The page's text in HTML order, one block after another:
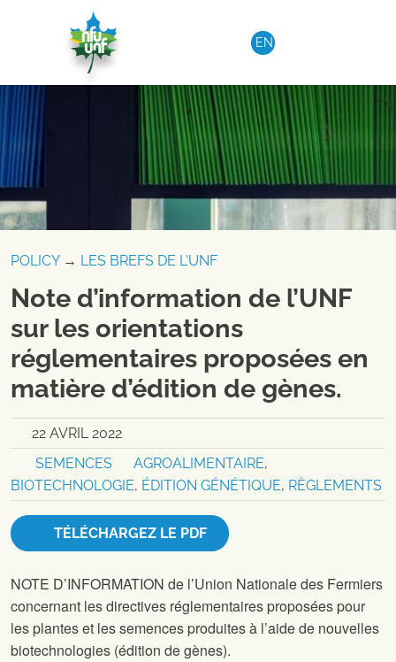
Aller au contenu
EN
POLICY→ LES BREFS DE L'UNF
Note d’information de l’UNF
sur les orientations
réglementaires proposées en
matière d’édition de gènes.
22 AVRIL 2022
SEMENCES
AGROALIMENTAIRE,
BIOTECHNOLOGIE, ÉDITION GÉNÉTIQUE, RÈGLEMENTS
TÉLÉCHARGEZ LE PDF
NOTE D’INFORMATION de l’Union Nationale des Fermiers
concernant les directives réglementaires proposées pour
les plantes et les semences produites à l’aide de nouvelles
biotechnologies (édition de gènes).